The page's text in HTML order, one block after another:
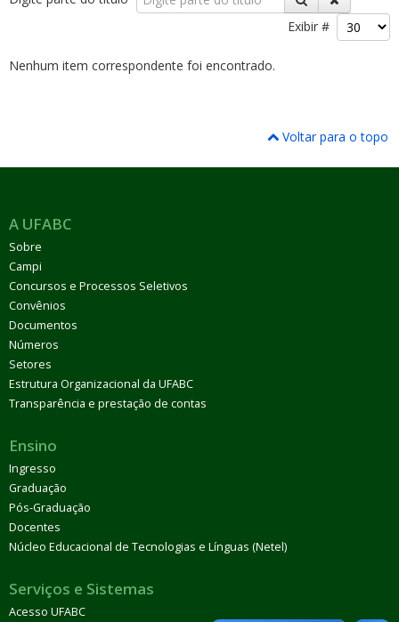
Exibir #
Nenhum item correspondente foi encontrado.
Voltar para o topo
A UFABC
Sobre
Campi
Concursos e Processos Seletivos
Convênios
Documentos
Números
Setores
Estrutura Organizacional da UFABC
Transparência e prestação de contas
Ensino
Ingresso
Graduação
Pós-Graduação
Docentes
Núcleo Educacional de Tecnologias e Línguas (Netel)
Serviços e Sistemas
Acesso UFABC